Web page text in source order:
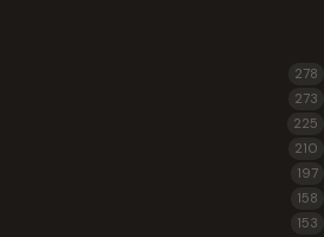
278
273
225
210
197
158
153